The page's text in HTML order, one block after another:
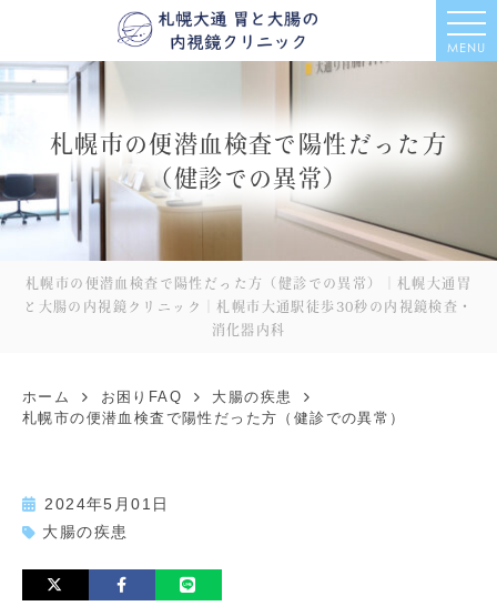
MENU
札幌市の便潜血検査で陽性だった方
（健診での異常）
札幌市の便潜血検査で陽性だった方（健診での異常）｜札幌大通胃
と大腸の内視鏡クリニック｜札幌市大通駅徒歩30秒の内視鏡検査・
消化器内科
ホーム お困りFAQ
大腸の疾患
札幌市の便潜血検査で陽性だった方（健診での異常）
2024年5月01日
大腸の疾患